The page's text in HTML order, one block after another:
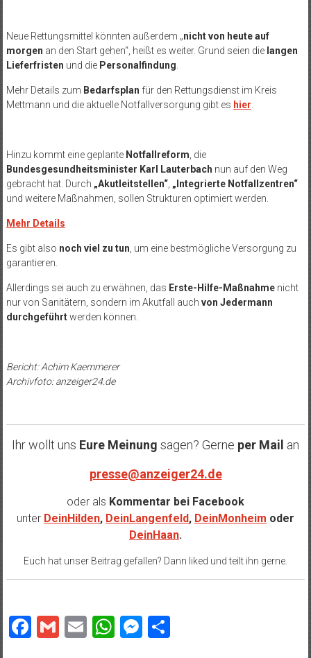
Neue Rettungsmittel könnten außerdem „nicht von heute auf
morgen an den Start gehen“, heißt es weiter. Grund seien die langen
Lieferfristen und die Personalfindung
Mehr Details zum Bedarfsplan für den Rettungsdienst im Kreis
Mettmann und die aktuelle Notfallversorgung gibt es hier
Hinzu kommt eine geplante Notfallreform , die
Bundesgesundheitsminister Karl Lauterbach nun auf den Weg
gebracht hat. Durch „Akutleitstellen“, „Integrierte Notfallzentren“
und weitere Maßnahmen, sollen Strukturen optimiert werden.
Mehr Details
Es gibt also noch viel zu tun , um eine bestmögliche Versorgung zu
garantieren.
Allerdings sei auch zu erwähnen, das Erste-Hilfe-Maßnahmenicht
nur von Sanitätern, sondern im Akutfall auch von Jedermann
durchgeführtwerden können.
Bericht: Achim Kaemmerer
Archivfoto: anzeiger24.de
Ihr wollt uns Eure Meinung sagen? Gerne per Mail an
presse@anzeiger24.de
oder als Kommentar bei Facebook
unter DeinHilden, DeinLangenfeld, DeinMonheim oder
DeinHaan.
Euch hat unser Beitrag gefallen? Dann liked und teilt ihn gerne.
Facebook
Gmail
EmailWhatsApp
Messenger
Teilen